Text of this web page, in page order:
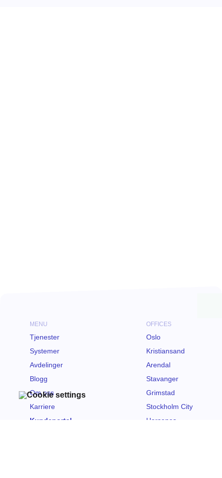
MENU
Tjenester
Systemer
Avdelinger
Blogg
Om oss
Karriere
Kundeportal
OFFICES
Oslo
Kristiansand
Arendal
Stavanger
Grimstad
Stockholm City
Horsenes